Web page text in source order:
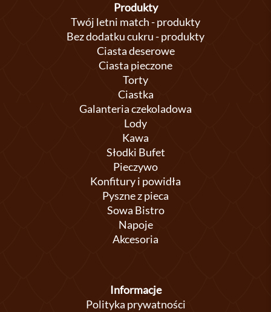
Produkty
Twój letni match - produkty
Bez dodatku cukru - produkty
Ciasta deserowe
Ciasta pieczone
Torty
Ciastka
Galanteria czekoladowa
Lody
Kawa
Słodki Bufet
Pieczywo
Konfitury i powidła
Pyszne z pieca
Sowa Bistro
Napoje
Akcesoria
Informacje
Polityka prywatności